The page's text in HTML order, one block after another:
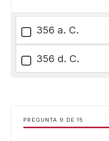
356 a. C.
356 d. C.
PREGUNTA DE 15